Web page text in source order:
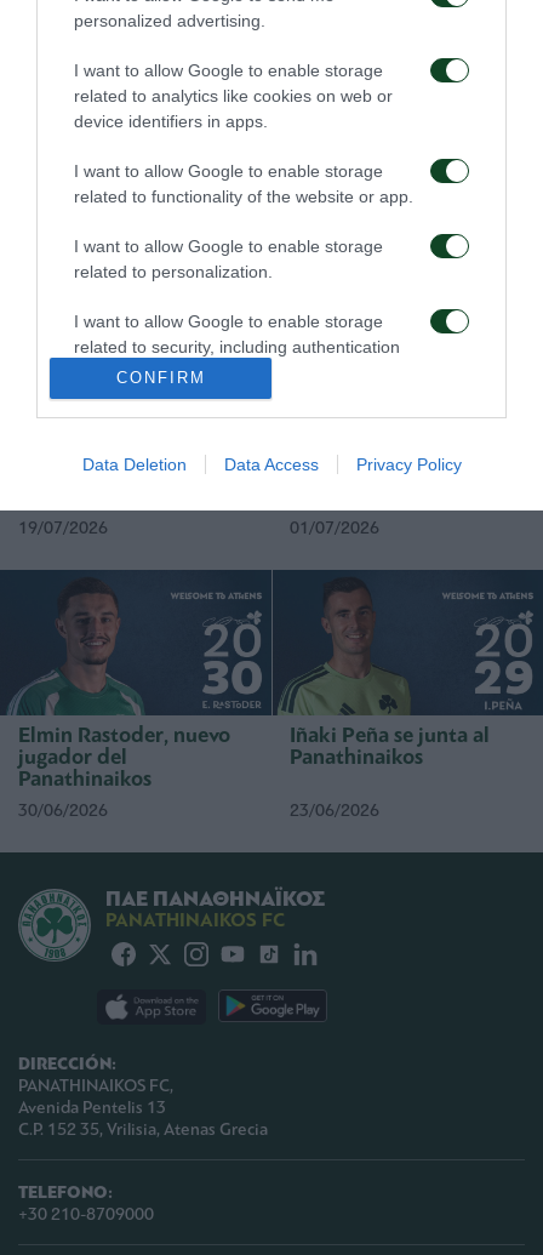
personalized advertising.
I want to allow Google to enable storage
related to analytics like cookies on web or
device identifiers in apps.
I want to allow Google to enable storage
related to functionality of the website or app.
I want to allow Google to enable storage
related to personalization.
I want to allow Google to enable storage
related to security, including authentication
functionality and fraud prevention, and other
user protection.
CONFIRM
Data Deletion Data Access Privacy Policy
Levi García, nuevo
jugador del
05/08/2026
Kings Kangwa, se junta
al Panathinaikos
01/08/2026
Rick van Drongelen, se
une al Panathinaikos
19/07/2026
Stefan de Vrij, nuevo
jugador del
01/07/2026
Elmin Rastoder, nuevo
jugador del
Panathinaikos
30/06/2026
Iñaki Peña se junta al
Panathinaikos
23/06/2026
DIRECCIÓN:
PANATHINAIKOS FC,
Avenida Pentelis 13
C.P. 152 35, Vrilisia, Atenas Grecia
TELEFONO:
+30 210-8709000
ΠΑΕ ΠΑΝΑΘΗΝΑΪΚΟΣ
PANATHINAIKOS FC